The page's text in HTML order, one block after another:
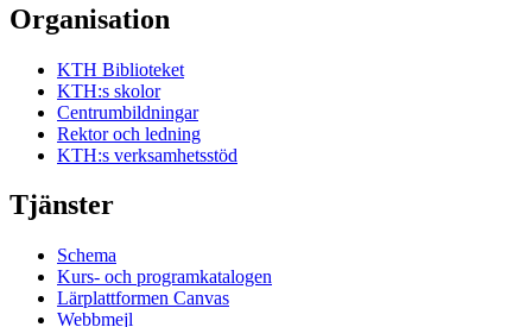
Organisation
KTH Biblioteket
KTH:s skolor
Centrumbildningar
Rektor och ledning
KTH:s verksamhetsstöd
Tjänster
Schema
Kurs- och programkatalogen
Lärplattformen Canvas
Webbmejl